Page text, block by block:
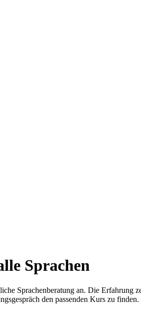
Sprachen
Sprachenberatung an. Die
den passenden Kurs zu